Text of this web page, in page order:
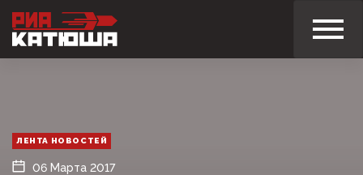
ЛЕНТА НОВОСТЕЙ
06 Марта 2017